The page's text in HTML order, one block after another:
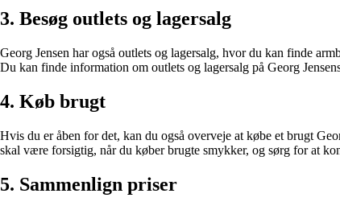
3. Besøg outlets og lagersalg
Georg Jensen har også outlets og lagersalg, hvor du kan finde
Du kan finde information om outlets og lagersalg på Georg
4. Køb brugt
Hvis du er åben for det, kan du også overveje at købe et brugt
skal være forsigtig, når du køber brugte smykker, og sørg for at
5. Sammenlign priser